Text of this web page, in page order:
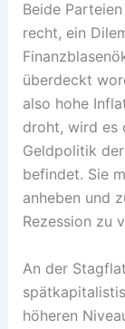
Beide
recht, ein
überdeckt
also hohe
droht, wird es
Geldpolitik
befindet. Sie
anheben und
Rezession zu
An der
höheren